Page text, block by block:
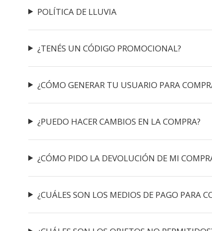
POLÍTICA DE LLUVIA
¿TENÉS UN CÓDIGO PROMOCIONAL?
¿CÓMO GENERAR TU USUARIO PARA
¿PUEDO HACER CAMBIOS EN LA COMPRA?
¿CÓMO PIDO LA DEVOLUCIÓN DE MI
¿CUÁLES SON LOS MEDIOS DE PAGO PARA